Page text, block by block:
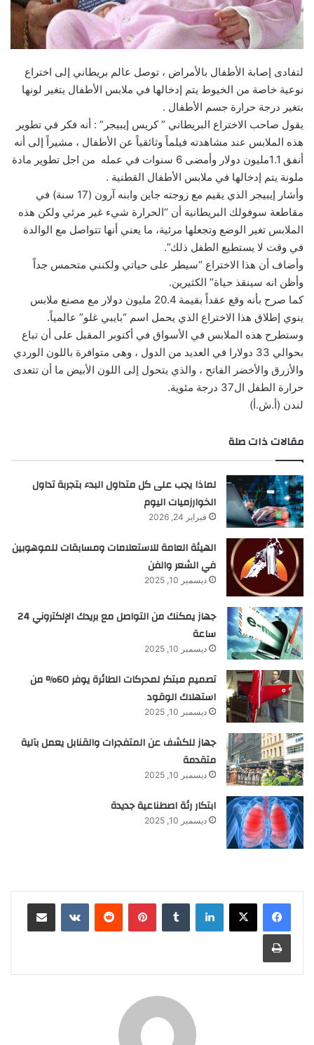
لتفادى إصابة الأطفال بالأمراض ، توصل عالم بريطاني إلى اختراع
نوعية خاصة من الخيوط يتم إدخالها في ملابس الأطفال يتغير لونها
بتغير درجة حرارة جسم الأطفال .
يقول صاحب الاختراع البريطاني ” كريس إيبيجر” : أنه فكر في تطوير
هذه الملابس عند مشاهدته فيلماً وثائقياً عن الأطفال ، مشيراً إلى أنه
أنفق 1.1مليون دولار وأمضى 6 سنوات في عمله من اجل تطوير مادة
ملونة يتم إدخالها في ملابس الأطفال القطنية .
وأشار إيبيجر الذي يقيم مع زوجته جاين وابنه آرون (17 سنة) في
مقاطعة سوفولك البريطانية أن “الحرارة شيء غير مرئي ولكن هذه
الملابس تغير الوضع وتجعلها مرئية، ما يعني أنها تتواصل مع الوالدة
في وقت لا يستطيع الطفل ذلك”.
وأضاف أن هذا الاختراع “سيطر على حياتي ولكنني متحمس جداً
وأظن انه سينقذ حياة” الكثيرين.
كما صرح بأنه وقع عقداً بقيمة 20.4 مليون دولار مع مصنع ملابس
ينوي إطلاق هذا الاختراع الذي يحمل اسم “بايبي غلو” عالمياً.
وستطرح هذه الملابس في الأسواق في أكتوبر المقبل على أن تباع
بحوالي 33 دولارا في العديد من الدول ، وهى متوافرة باللون الوردي
والأزرق والأخضر الفاتح ، والذي يتحول إلى اللون الأبيض ما أن تتعدى
حرارة الطفل ال37 درجة مئوية.
لندن (أ.ش.أ)
مقالات ذات صلة
لماذا يجب على كل متداول البدء بتجربة تداول
الخوارزميات اليوم
فبراير 24, 2026
الهيئة العامة للاستعلامات ومسابقات للموهوبين
في الشعر والفن
ديسمبر 10, 2025
جهاز يمكنك من التواصل مع بريدك الإلكتروني 24
ساعة
ديسمبر 10, 2025
تصميم مبتكر لمحركات الطائرة يوفر 60% من
استهلاك الوقود
ديسمبر 10, 2025
جهاز للكشف عن المتفجرات والقنابل يعمل بآلية
متقدمة
ديسمبر 10, 2025
ابتكار رئة اصطناعية جديدة
ديسمبر 10, 2025
لينكدإن بينتيريست